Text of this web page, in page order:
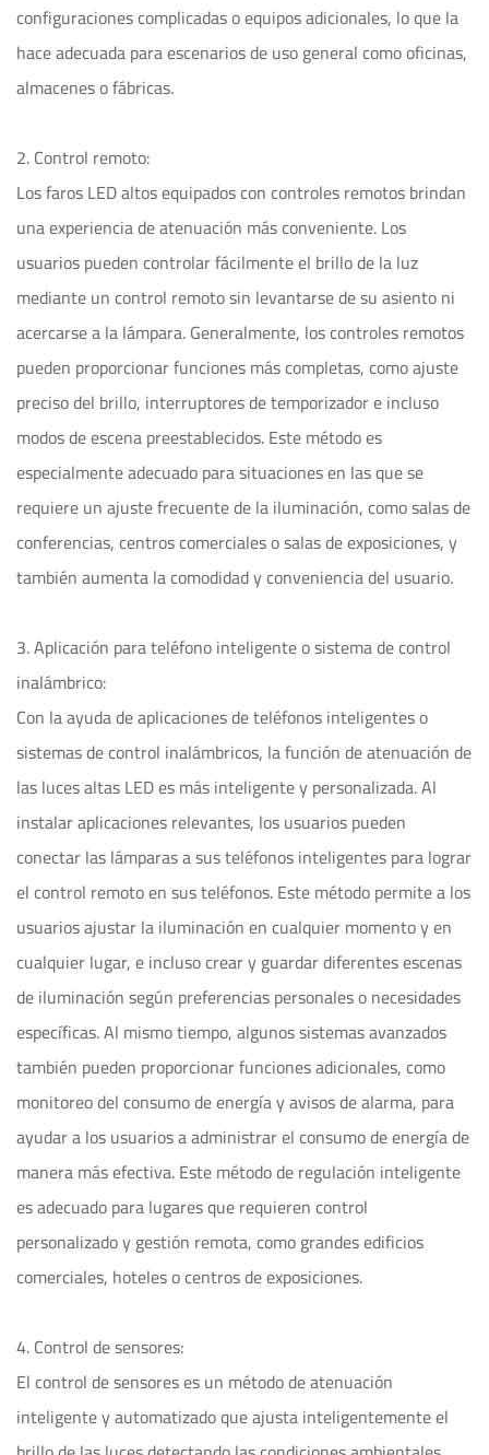
configuraciones complicadas o equipos adicionales, lo que la
hace adecuada para escenarios de uso general como oficinas,
almacenes o fábricas.
2. Control remoto:
Los faros LED altos equipados con controles remotos brindan
una experiencia de atenuación más conveniente. Los
usuarios pueden controlar fácilmente el brillo de la luz
mediante un control remoto sin levantarse de su asiento ni
acercarse a la lámpara. Generalmente, los controles remotos
pueden proporcionar funciones más completas, como ajuste
preciso del brillo, interruptores de temporizador e incluso
modos de escena preestablecidos. Este método es
especialmente adecuado para situaciones en las que se
requiere un ajuste frecuente de la iluminación, como salas de
conferencias, centros comerciales o salas de exposiciones, y
también aumenta la comodidad y conveniencia del usuario.
3. Aplicación para teléfono inteligente o sistema de control
inalámbrico:
Con la ayuda de aplicaciones de teléfonos inteligentes o
sistemas de control inalámbricos, la función de atenuación de
las luces altas LED es más inteligente y personalizada. Al
instalar aplicaciones relevantes, los usuarios pueden
conectar las lámparas a sus teléfonos inteligentes para lograr
el control remoto en sus teléfonos. Este método permite a los
usuarios ajustar la iluminación en cualquier momento y en
cualquier lugar, e incluso crear y guardar diferentes escenas
de iluminación según preferencias personales o necesidades
específicas. Al mismo tiempo, algunos sistemas avanzados
también pueden proporcionar funciones adicionales, como
monitoreo del consumo de energía y avisos de alarma, para
ayudar a los usuarios a administrar el consumo de energía de
manera más efectiva. Este método de regulación inteligente
es adecuado para lugares que requieren control
personalizado y gestión remota, como grandes edificios
comerciales, hoteles o centros de exposiciones.
4. Control de sensores:
El control de sensores es un método de atenuación
inteligente y automatizado que ajusta inteligentemente el